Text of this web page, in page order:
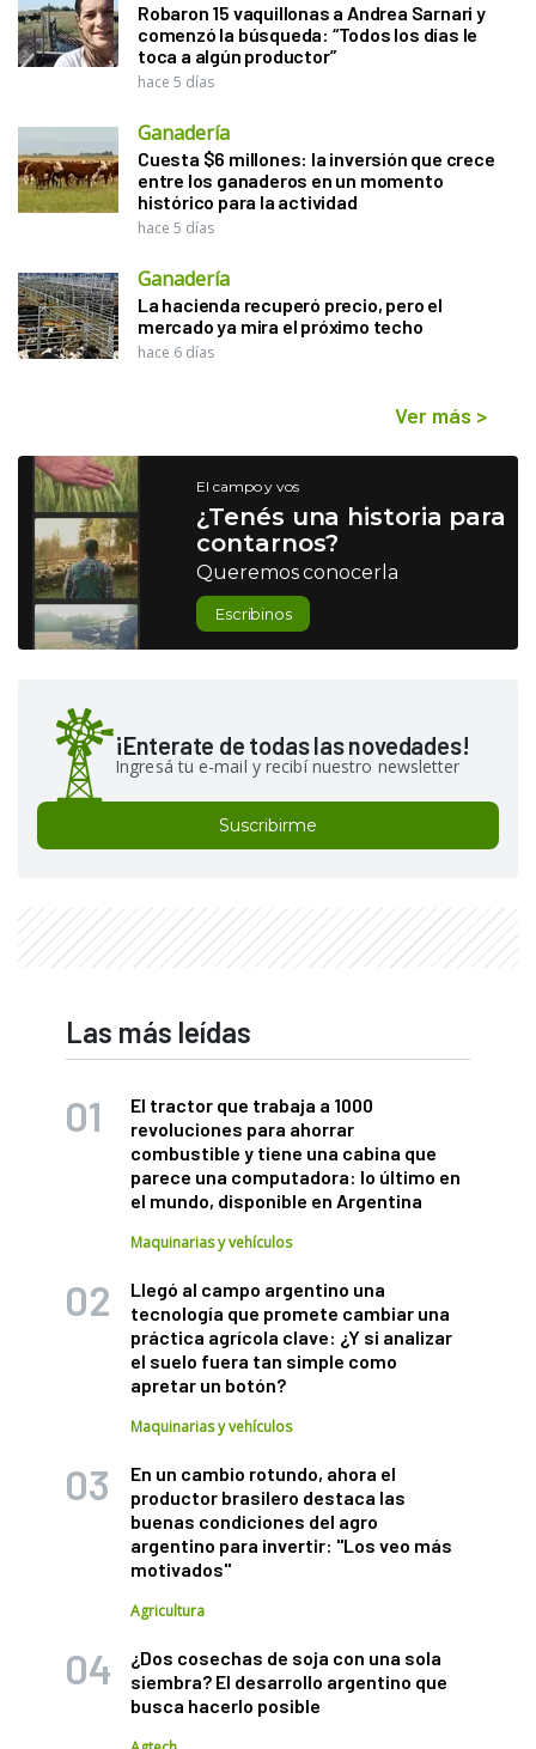
Robaron 15 vaquillonas a Andrea Sarnari y
comenzó la búsqueda: “Todos los días le
toca a algún productor”
hace 5 días
Ganadería
Cuesta $6 millones: la inversión que crece
entre los ganaderos en un momento
histórico para la actividad
hace 5 días
Ganadería
La hacienda recuperó precio, pero el
mercado ya mira el próximo techo
hace 6 días
Ver más >
El campo y vos
¿Tenés una historia para
contarnos?
Queremos conocerla
Escribinos
¡Enterate de todas las novedades!
Ingresá tu e-mail y recibí nuestro newsletter
Suscribirme
Las más leídas
El tractor que trabaja a 1000
revoluciones para ahorrar
combustible y tiene una cabina que
parece una computadora: lo último en
el mundo, disponible en Argentina
Maquinarias y vehículos
Llegó al campo argentino una
tecnología que promete cambiar una
práctica agrícola clave: ¿Y si analizar
el suelo fuera tan simple como
apretar un botón?
Maquinarias y vehículos
En un cambio rotundo, ahora el
productor brasilero destaca las
buenas condiciones del agro
argentino para invertir: "Los veo más
motivados"
Agricultura
¿Dos cosechas de soja con una sola
siembra? El desarrollo argentino que
busca hacerlo posible